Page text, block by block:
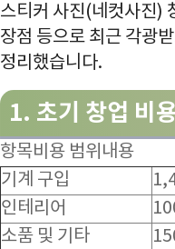
스티커 사진(네컷사진)
장점 등으로 최근 각광
정리했습니다.
1. 초기 창업 비
항목비용 범위내용
기계 구입
인테리어
소품 및 기타